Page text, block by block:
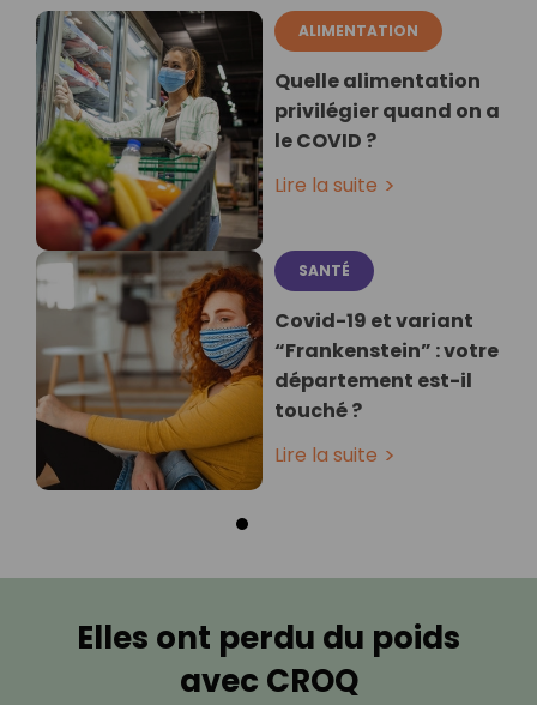
ALIMENTATION
Quelle alimentation
privilégier quand on a
le COVID ?
Lire la suite
SANTÉ
Covid-19 et variant
“Frankenstein” : votre
département est-il
touché ?
Lire la suite
Elles ont perdu du poids
avec CROQ